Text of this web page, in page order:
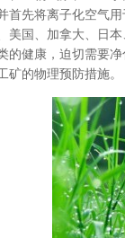
首先将离子化空气
美国、加拿大、日
的健康，迫切需要
矿的物理预防措施。